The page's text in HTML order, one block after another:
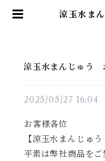
涼玉水ま
涼玉水まんじゅう
2025/05/27 16:04
お客様各位
【涼玉水まんじゅ
平素は弊社商品を